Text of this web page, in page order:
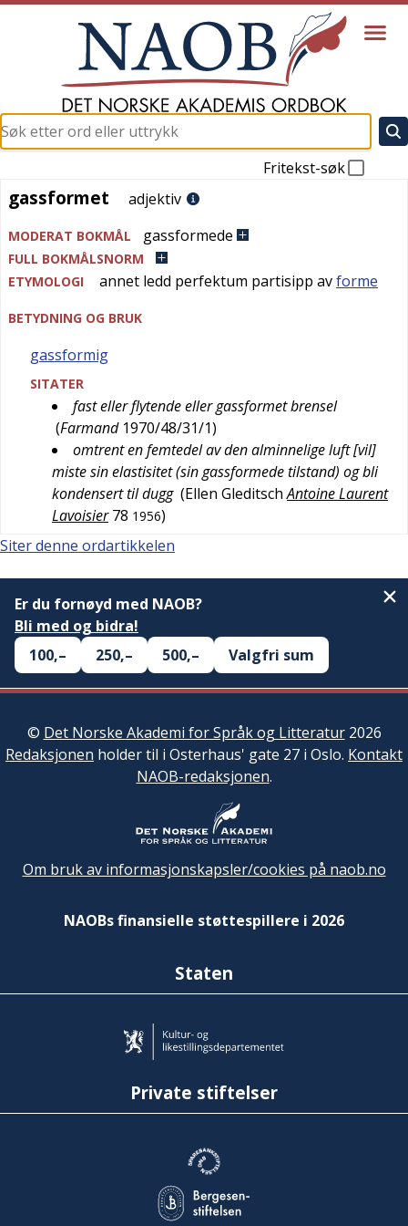
Fritekst-søk
gassformet
gassformet adjektiv
MODERAT BOKMÅL gassformede
FULL BOKMÅLSNORM
ETYMOLOGI
annet ledd perfektum partisipp avforme
BETYDNING OG BRUK
gassformig
SITATER
fast eller flytende eller gassformet brensel
(Farmand 1970/48/31/1)
omtrent en femtedel av den alminnelige luft [vil]
miste sin elastisitet (sin gassformede tilstand) og bli
kondensert til dugg (Ellen Gleditsch Antoine Laurent
Lavoisier 78 1956)
Siter denne ordartikkelen
Er du fornøyd med NAOB?
Bli med og bidra!
100,–
250,– 500,– Valgfri sum
© Det Norske Akademi for Språk og Litteratur2026
Redaksjonen holder til i Osterhaus' gate 27 i Oslo. Kontakt
NAOB-redaksjonen.
Om bruk av informasjonskapsler/cookies på naob.no
NAOBs finansielle støttespillere i 2026
Staten
Private stiftelser